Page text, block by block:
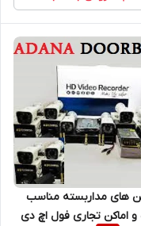
های مداربسته مناسب
و اماکن تجاری فول اچ دی